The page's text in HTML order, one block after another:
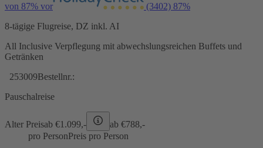
von 87% vor (3402) 87%
8-tägige Flugreise, DZ inkl. AI
All Inclusive Verpflegung mit abwechslungsreichen Buffets und
Getränken
253009Bestellnr.:
Pauschalreise
Alter Preisab €1.099,- ab €788,-
pro PersonPreis pro Person